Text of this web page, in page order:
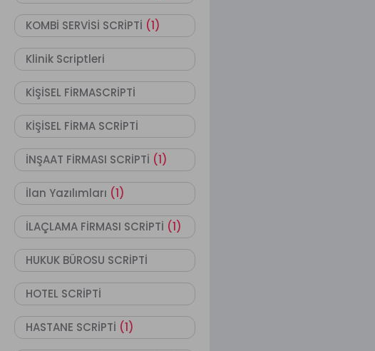
KOMBİ SERVİSİ SCRİPTİ (1)
Klinik Scriptleri
KİŞİSEL FİRMASCRİPTİ
KİŞİSEL FİRMA SCRİPTİ
İNŞAAT FİRMASI SCRİPTİ (1)
İlan Yazılımları (1)
İLAÇLAMA FİRMASI SCRİPTİ (1)
HUKUK BÜROSU SCRİPTİ
HOTEL SCRİPTİ
HASTANE SCRİPTİ (1)